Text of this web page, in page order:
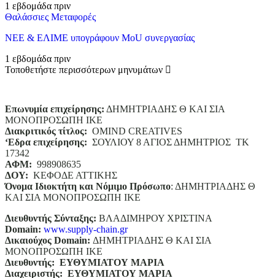
1 εβδομάδα πριν
Θαλάσσιες Μεταφορές
ΝΕΕ & ΕΛΙΜΕ υπογράφουν MoU συνεργασίας
1 εβδομάδα πριν
Τοποθετήστε περισσότερων μηνυμάτων
Επωνυμία επιχείρησης: ΔΗΜΗΤΡΙΑΔΗΣ Θ ΚΑΙ ΣΙΑ
ΜΟΝΟΠΡΟΣΩΠΗ ΙΚΕ
Διακριτικός τίτλος: ΟΜΙΝD CREATIVES
‘Eδρα επιχείρησης: ΣΟΥΛΙΟΥ 8 ΑΓΙΟΣ ΔΗΜΗΤΡΙΟΣ ΤΚ
17342
ΑΦΜ: 998908635
ΔΟΥ: ΚΕΦΟΔΕ ΑΤΤΙΚΗΣ
Όνομα Ιδιοκτήτη και Νόμιμο Πρόσωπο: ΔΗΜΗΤΡΙΑΔΗΣ Θ
ΚΑΙ ΣΙΑ ΜΟΝΟΠΡΟΣΩΠΗ ΙΚΕ
Διευθυντής Σύνταξης: ΒΛΑΔΙΜΗΡΟΥ ΧΡΙΣΤΙΝΑ
Domain: www.supply-chain.gr
Δικαιούχος Domain: ΔΗΜΗΤΡΙΑΔΗΣ Θ ΚΑΙ ΣΙΑ
ΜΟΝΟΠΡΟΣΩΠΗ ΙΚΕ
Διευθυντής: ΕΥΘΥΜΙΑΤΟΥ ΜΑΡΙΑ
Διαχειριστής: ΕΥΘΥΜΙΑΤΟΥ ΜΑΡΙΑ